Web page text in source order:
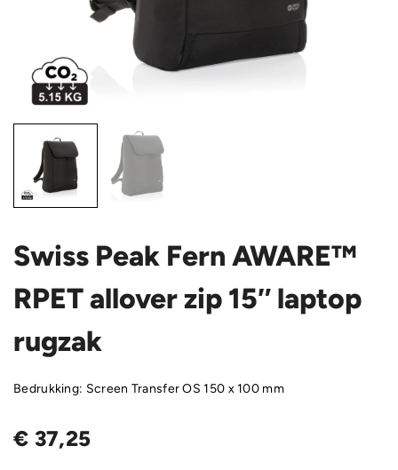
Swiss Peak Fern AWARE™
RPET allover zip 15″ laptop
rugzak
Bedrukking: Screen Transfer OS 150 x 100 mm
€ 37,25